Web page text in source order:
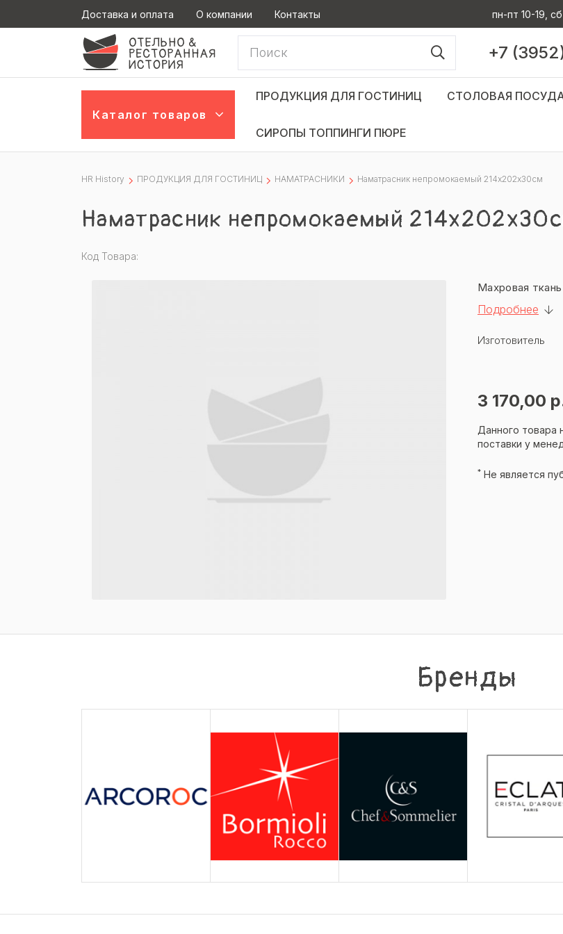
Доставка и оплата О компании Контакты пн-пт 10-19,
+7
Каталог товаров
ПРОДУКЦИЯ ДЛЯ ГОСТИНИЦ СТОЛОВАЯ
СИРОПЫ ТОППИНГИ ПЮРЕ
HR History ПРОДУКЦИЯ ДЛЯ ГОСТИНИЦ НАМАТРАСНИКИ Наматрасник непромокаемый 214х202х30см
Наматрасник непромокаемый
Код Товара:
Махровая
Подробнее
Изготовитель
3 170,00
Данного товара
поставки у
* Не является
Бренды